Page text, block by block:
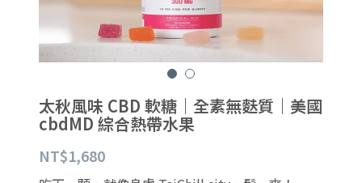
關於我 More about Me
友站逛逛 Weed the PPL
搜索
繁體中文
太秋風味 CBD 軟糖｜全素無麩質｜美國
cbdMD 綜合熱帶水果
NT$1,680